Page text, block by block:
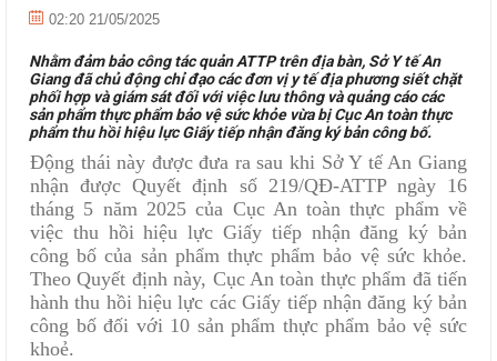
02:20 21/05/2025
Nhằm đảm bảo công tác quản ATTP trên địa bàn, Sở Y tế An
Giang đã chủ động chỉ đạo các đơn vị y tế địa phương siết chặt
phối hợp và giám sát đối với việc lưu thông và quảng cáo các
sản phẩm thực phẩm bảo vệ sức khỏe vừa bị Cục An toàn thực
phẩm thu hồi hiệu lực Giấy tiếp nhận đăng ký bản công bố.
Động thái này được đưa ra sau khi Sở Y tế An Giang
nhận được Quyết định số 219/QĐ-ATTP ngày 16
tháng 5 năm 2025 của Cục An toàn thực phẩm về
việc thu hồi hiệu lực Giấy tiếp nhận đăng ký bản
công bố của sản phẩm thực phẩm bảo vệ sức khỏe.
Theo Quyết định này, Cục An toàn thực phẩm đã tiến
hành thu hồi hiệu lực các Giấy tiếp nhận đăng ký bản
công bố đối với 10 sản phẩm thực phẩm bảo vệ sức
khoẻ.